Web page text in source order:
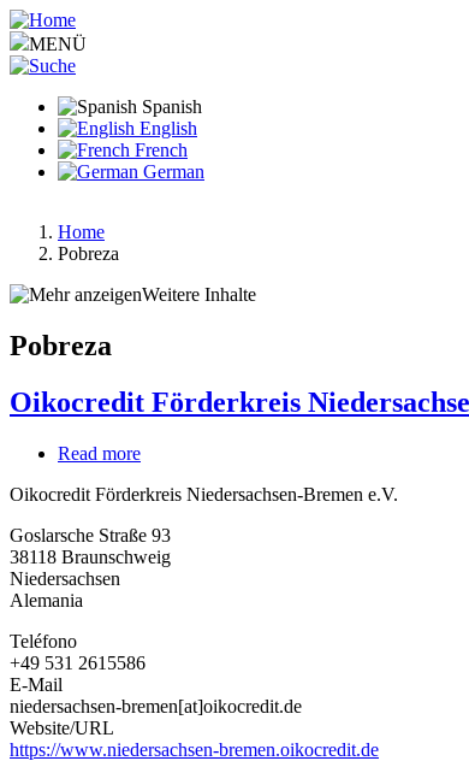
Pasar
al
contenido
MENÜ
Spanish
English
French
German
Ruta
de
Home
Pobreza
Weitere Inhalte
Pobreza
Oikocredit Förderkreis
Read more
Förderkreis
Bremen
e.V.
Oikocredit Förderkreis Niedersachsen-Bremen e.V.
Goslarsche Straße 93
38118 Braunschweig
Niedersachsen
Alemania
Teléfono
+49 531 2615586
E-Mail
niedersachsen-bremen[at]oikocredit.de
Website/URL
https://www.niedersachsen-bremen.oikocredit.de